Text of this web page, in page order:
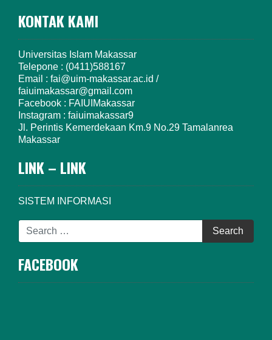
KONTAK KAMI
Universitas Islam Makassar
Telepone : (0411)588167
Email : fai@uim-makassar.ac.id /
faiuimakassar@gmail.com
Facebook : FAIUIMakassar
Instagram : faiuimakassar9
Jl. Perintis Kemerdekaan Km.9 No.29 Tamalanrea
Makassar
LINK – LINK
SISTEM INFORMASI
FACEBOOK